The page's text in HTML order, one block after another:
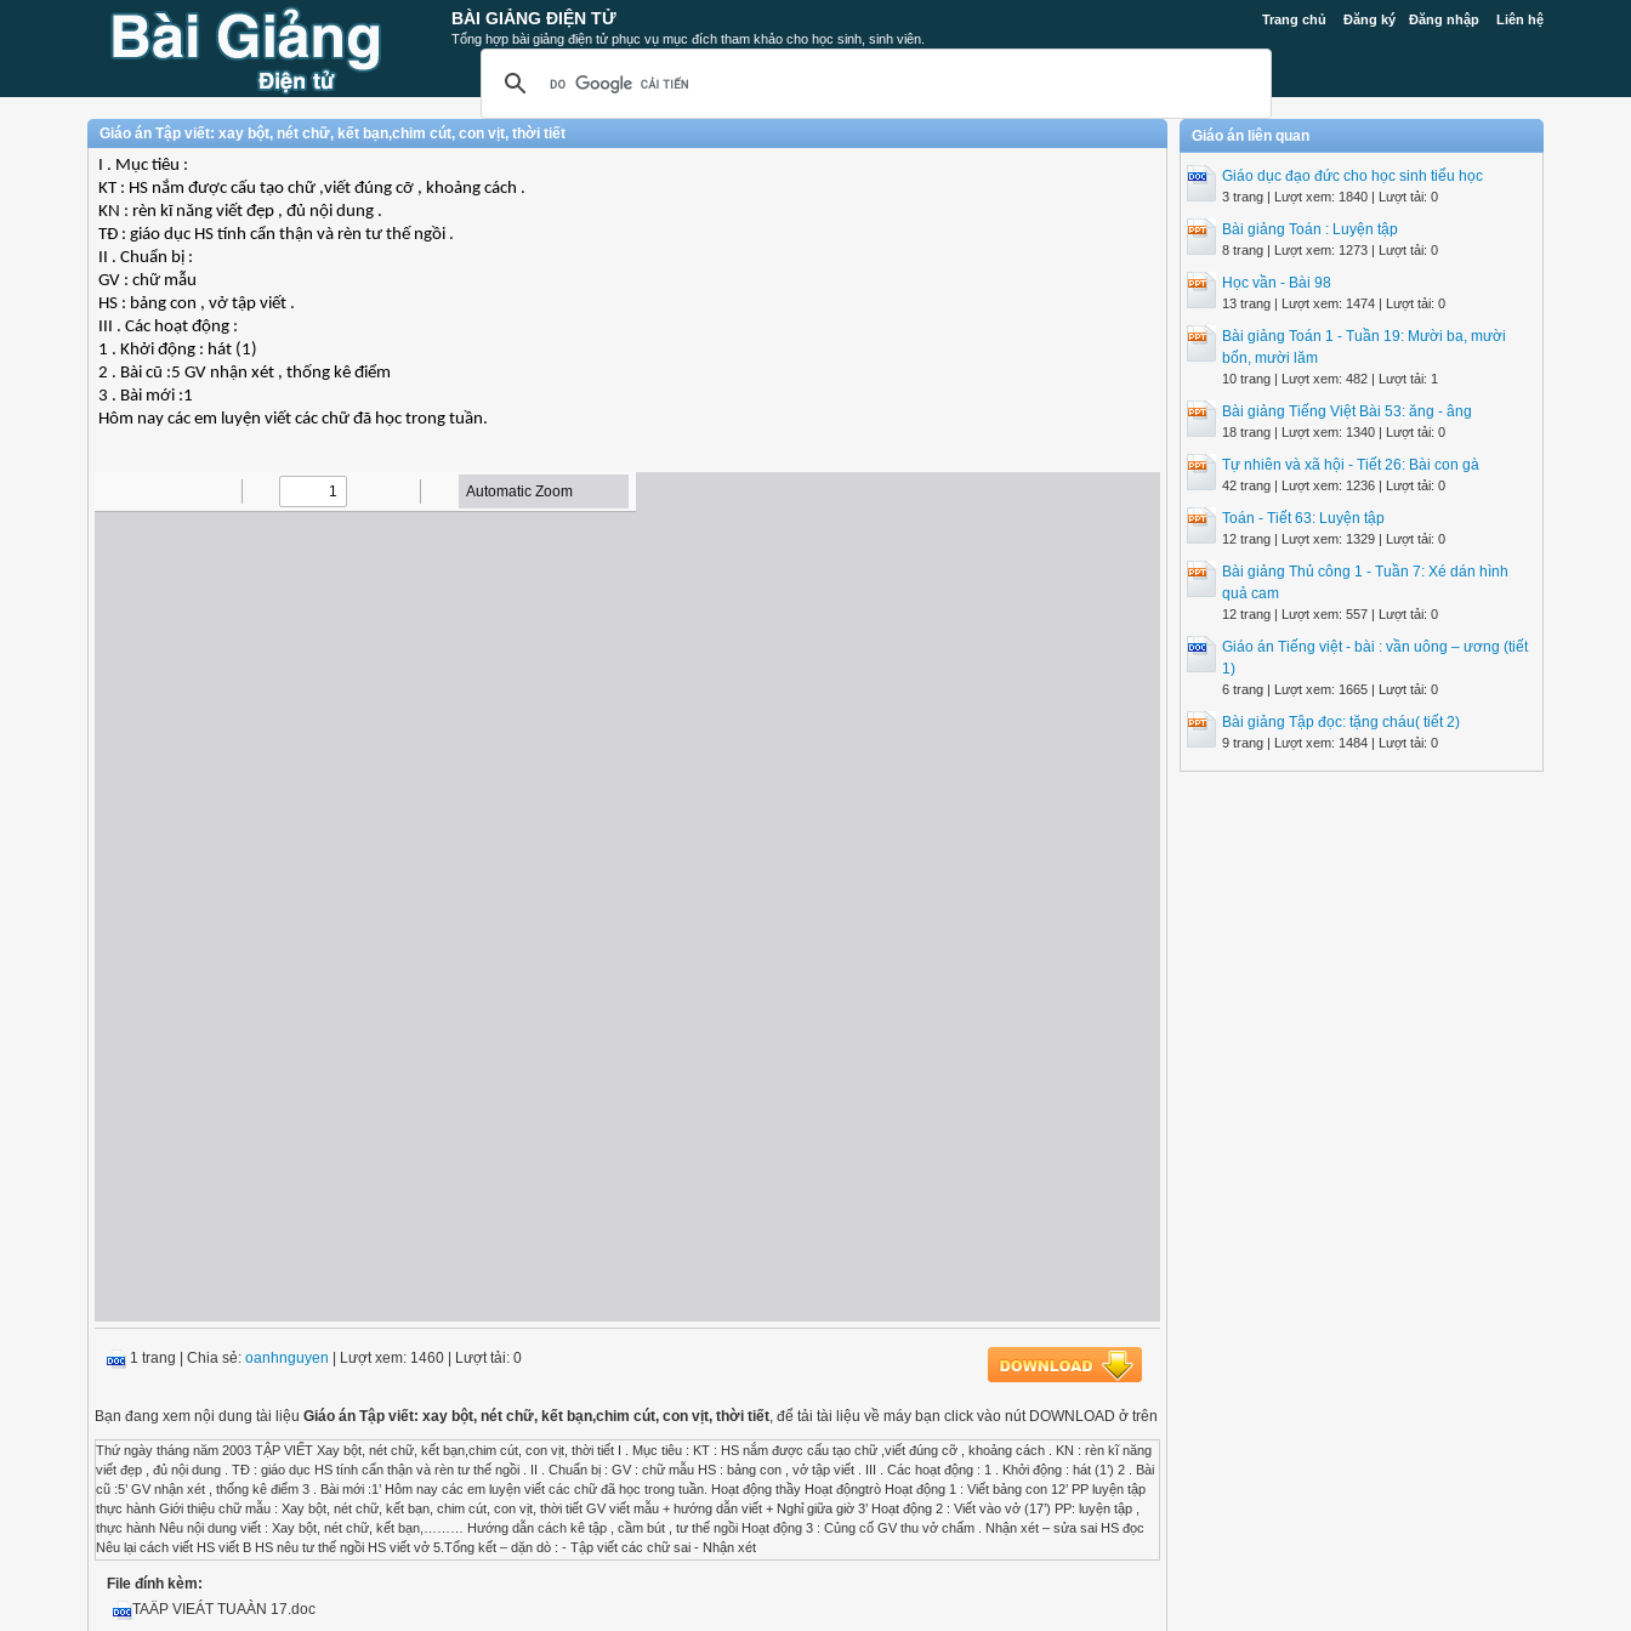
Trang chủ Đăng ký Đăng nhập Liên hệ
BÀI GIẢNG ĐIỆN TỬ
Tổng hợp bài giảng điện tử phục vụ mục đích tham khảo cho học sinh, sinh viên.
Giáo án Tập viết: xay bột, nét chữ, kết bạn,chim cút, con vịt, thời tiết
I . Mục tiêu :
KT : HS nắm được cấu tạo chữ ,viết đúng cỡ , khoảng cách .
KN : rèn kĩ năng viết đẹp , đủ nội dung .
TĐ : giáo dục HS tính cẩn thận và rèn tư thế ngồi .
II . Chuẩn bị :
GV : chữ mẫu
HS : bảng con , vở tập viết .
III . Các hoạt động :
1 . Khởi động : hát (1)
2 . Bài cũ :5 GV nhận xét , thống kê điểm
3 . Bài mới :1
Hôm nay các em luyện viết các chữ đã học trong tuần.
1 trang Chia sẻ: oanhnguyen | Lượt xem: 1460 | Lượt tải: 0
Bạn đang xem nội dung tài liệu Giáo án Tập viết: xay bột, nét chữ, kết bạn,chim cút, con vịt, thời tiết, để tải tài liệu về máy bạn click vào nút DOWNLOAD ở trên
Thứ ngày tháng năm 2003 TẬP VIẾT Xay bột, nét chữ, kết bạn,chim cút, con vịt, thời tiết I . Mục tiêu : KT : HS nắm được cấu tạo chữ ,viết đúng cỡ , khoảng cách . KN : rèn kĩ năng
viết đẹp , đủ nội dung . TĐ : giáo dục HS tính cẩn thận và rèn tư thế ngồi . II . Chuẩn bị : GV : chữ mẫu HS : bảng con , vở tập viết . III . Các hoạt động : 1 . Khởi động : hát (1’) 2 . Bài
cũ :5’ GV nhận xét , thống kê điểm 3 . Bài mới :1’ Hôm nay các em luyện viết các chữ đã học trong tuần. Hoạt động thầy Hoạt độngtrò Hoạt động 1 : Viết bảng con 12’ PP luyện tập
thực hành Giới thiệu chữ mẫu : Xay bột, nét chữ, kết bạn, chim cút, con vịt, thời tiết GV viết mẫu + hướng dẫn viết + Nghỉ giữa giờ 3’ Hoạt động 2 : Viết vào vở (17’) PP: luyện tập ,
thực hành Nêu nội dung viết : Xay bột, nét chữ, kết bạn,……… Hướng dẫn cách kê tập , cầm bút , tư thế ngồi Hoạt động 3 : Củng cố GV thu vở chấm . Nhận xét – sửa sai HS đọc
Nêu lại cách viết HS viết B HS nêu tư thế ngồi HS viết vở 5.Tổng kết – dặn dò : - Tập viết các chữ sai - Nhận xét
File đính kèm:
TAÄP VIEÁT TUAÀN 17.doc
Giáo án liên quan
Giáo dục đạo đức cho học sinh tiểu học
3 trang | Lượt xem: 1840 | Lượt tải: 0
Bài giảng Toán : Luyện tập
8 trang | Lượt xem: 1273 | Lượt tải: 0
Học vần - Bài 98
13 trang | Lượt xem: 1474 | Lượt tải: 0
Bài giảng Toán 1 - Tuần 19: Mười ba, mười
bốn, mười lăm
10 trang | Lượt xem: 482 | Lượt tải: 1
Bài giảng Tiếng Việt Bài 53: ăng - âng
18 trang | Lượt xem: 1340 | Lượt tải: 0
Tự nhiên và xã hội - Tiết 26: Bài con gà
42 trang | Lượt xem: 1236 | Lượt tải: 0
Toán - Tiết 63: Luyện tập
12 trang | Lượt xem: 1329 | Lượt tải: 0
Bài giảng Thủ công 1 - Tuần 7: Xé dán hình
quả cam
12 trang | Lượt xem: 557 | Lượt tải: 0
Giáo án Tiếng việt - bài : vần uông – ương (tiết
1)
6 trang | Lượt xem: 1665 | Lượt tải: 0
Bài giảng Tập đọc: tặng cháu( tiết 2)
9 trang | Lượt xem: 1484 | Lượt tải: 0